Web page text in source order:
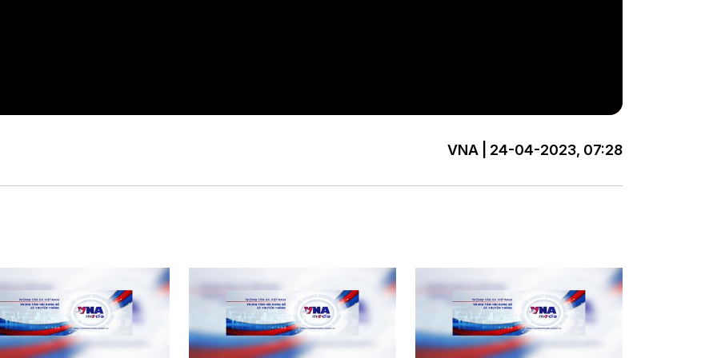
VNA | 24-04-2023, 07:28